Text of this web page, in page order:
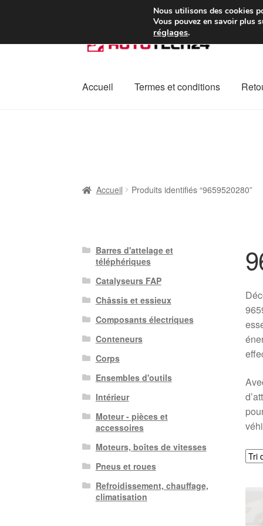
Colissimo livraison à
à
navigation
au
Accueil
Termes et conditions
Accueil Produits identifiés “9659520280”
Barres d'attelage et
téléphériques
Catalyseurs FAP
Châssis et essieux
Composants électriques
Conteneurs
Corps
Ensembles d'outils
Intérieur
Moteur - pièces et
accessoires
Moteurs, boîtes de vitesses
Pneus et roues
Refroidissement, chauffage,
climatisation
Nous utilisons des cookies
Vous pouvez en savoir plus
réglages.